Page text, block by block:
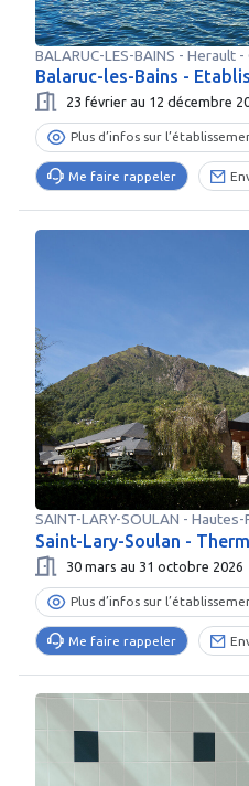
BALARUC-LES-BAINS - Herault-
Balaruc-les-Bains -
23 février au 12 décembre
Plus d’infos sur
Me faire rappeler
SAINT-LARY-SOULAN - Hautes-
Saint-Lary-Soulan -
30 mars au 31 octobre 2026
Plus d’infos sur
Me faire rappeler